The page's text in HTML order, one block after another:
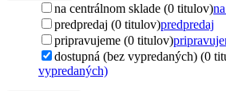
na centrálnom sklade (0 titulov)
predpredaj (0 titulov)predpredaj
pripravujeme (0 titulov)
dostupná (bez vypredaných) (0
vypredaných)